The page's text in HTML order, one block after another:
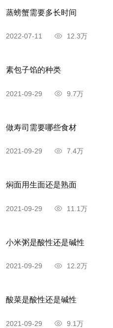
狮子头是地道的扬州
的扬州菜肴之一，虽然汤
定要用五花肉制作，肥瘦
求，其次一定要用刀把五
扬州狮子头是极清淡的
蒸螃蟹需要多长时间
2022-07-11 12.3万
素包子馅的种类
2021-09-29 9.7万
做寿司需要哪些食材
2021-09-29 7.4万
焖面用生面还是熟面
2021-09-29 11.1万
小米粥是酸性还是碱性
2021-09-29 12.2万
酸菜是酸性还是碱性
2021-09-29 9.1万